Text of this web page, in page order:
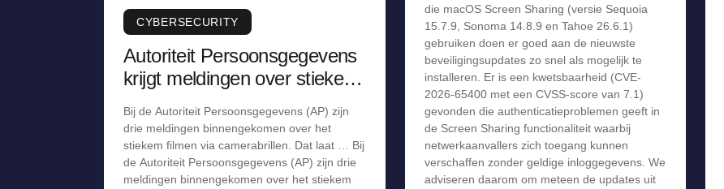
CYBERSECURITY
Autoriteit Persoonsgegevens
krijgt meldingen over stiekem
Bij de Autoriteit Persoonsgegevens (AP) zijn
drie meldingen binnengekomen over het
stiekem filmen via camerabrillen. Dat laat … Bij
de Autoriteit Persoonsgegevens (AP) zijn drie
meldingen binnengekomen over het stiekem
die macOS Screen Sharing (versie Sequoia
15.7.9, Sonoma 14.8.9 en Tahoe 26.6.1)
gebruiken doen er goed aan de nieuwste
beveiligingsupdates zo snel als mogelijk te
installeren. Er is een kwetsbaarheid (CVE-
2026-65400 met een CVSS-score van 7.1)
gevonden die authenticatieproblemen geeft in
de Screen Sharing functionaliteit waarbij
netwerkaanvallers zich toegang kunnen
verschaffen zonder geldige inloggegevens. We
adviseren daarom om meteen de updates uit